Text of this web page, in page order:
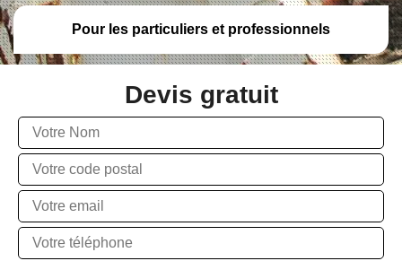
Pour les particuliers et professionnels
Devis gratuit